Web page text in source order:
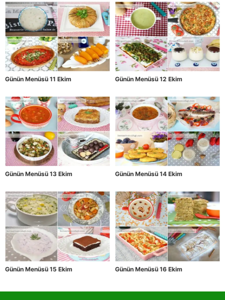
Günün Menüsü 11 Ekim Günün Menüsü 12 Ekim
Günün Menüsü 13 Ekim Günün Menüsü 14 Ekim
Günün Menüsü 15 Ekim Günün Menüsü 16 Ekim